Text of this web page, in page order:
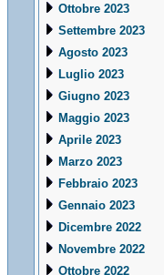
Ottobre 2023
Settembre 2023
Agosto 2023
Luglio 2023
Giugno 2023
Maggio 2023
Aprile 2023
Marzo 2023
Febbraio 2023
Gennaio 2023
Dicembre 2022
Novembre 2022
Ottobre 2022